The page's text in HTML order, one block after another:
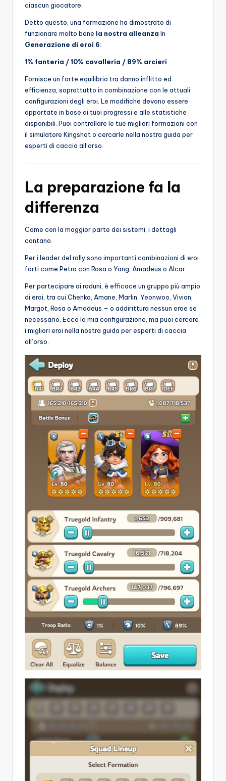
ciascun giocatore.
Detto questo, una formazione ha dimostrato di
funzionare molto bene la nostra alleanza In
Generazione di eroi 6:
1% fanteria / 10% cavalleria / 89% arcieri
Fornisce un forte equilibrio tra danno inflitto ed
efficienza, soprattutto in combinazione con le attuali
configurazioni degli eroi. Le modifiche devono essere
apportate in base ai tuoi progressi e alle statistiche
disponibili. Puoi controllare le tue migliori formazioni con
il simulatore Kingshot o cercarle nella nostra guida per
esperti di caccia all’orso.
La preparazione fa la
differenza
Come con la maggior parte dei sistemi, i dettagli
contano.
Per i leader del rally sono importanti combinazioni di eroi
forti come Petra con Rosa o Yang, Amadeus o Alcar.
Per partecipare ai raduni, è efficace un gruppo più ampio
di eroi, tra cui Chenko, Amane, Marlin, Yeonwoo, Vivian,
Margot, Rosa o Amadeus – o addirittura nessun eroe se
necessario. Ecco la mia configurazione, ma puoi cercare
i migliori eroi nella nostra guida per esperti di caccia
all’orso.